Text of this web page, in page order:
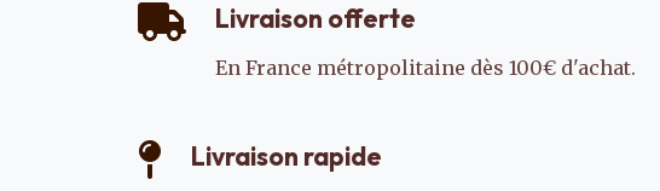
Livraison offerte
En France métropolitaine dès 100€ d'achat.
Livraison rapide